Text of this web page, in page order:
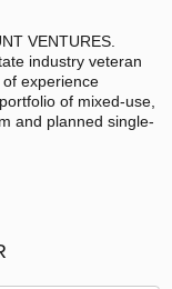
VENTURES.
industry veteran
experience
of mixed-use,
and planned single-